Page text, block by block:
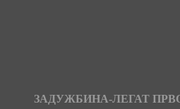
ЗАДУЖБИНА-ЛЕГАТ